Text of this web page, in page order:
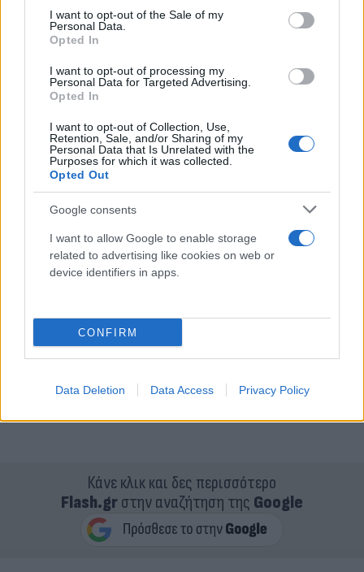
consent section.
I want to opt-out of the Sale of my
Personal Data.
Opted In
I want to opt-out of processing my
Personal Data for Targeted Advertising.
Opted In
I want to opt-out of Collection, Use,
Retention, Sale, and/or Sharing of my
Personal Data that Is Unrelated with the
Purposes for which it was collected.
Opted Out
Google consents
I want to allow Google to enable storage
related to advertising like cookies on web or
device identifiers in apps.
CONFIRM
Data Deletion Data Access Privacy Policy
Κάνε κλικ και δες περισσότερο
Flash.grστην αναζήτηση της Google